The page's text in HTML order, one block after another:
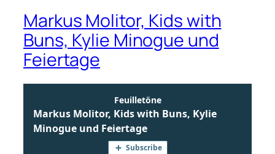
Markus Molitor, Kids with
Buns, Kylie Minogue und
Feiertage